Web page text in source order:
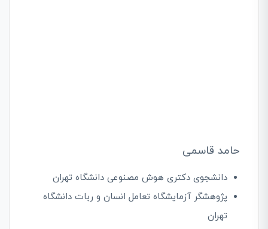
حامد قاسمی
دانشجوی دکتری هوش مصنوعی دانشگاه تهران
پژوهشگر آزمایشگاه تعامل انسان و ربات دانشگاه
تهران